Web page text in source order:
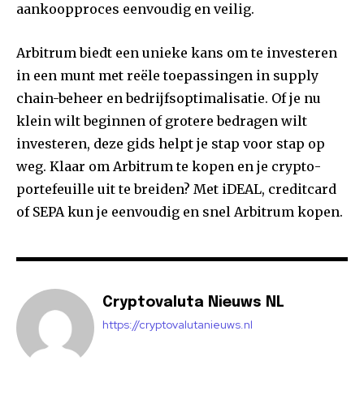
aankoopproces eenvoudig en veilig.
Arbitrum biedt een unieke kans om te investeren
in een munt met reële toepassingen in supply
chain-beheer en bedrijfsoptimalisatie. Of je nu
klein wilt beginnen of grotere bedragen wilt
investeren, deze gids helpt je stap voor stap op
weg. Klaar om Arbitrum te kopen en je crypto-
portefeuille uit te breiden? Met iDEAL, creditcard
of SEPA kun je eenvoudig en snel Arbitrum kopen.
Cryptovaluta Nieuws NL
https://cryptovalutanieuws.nl